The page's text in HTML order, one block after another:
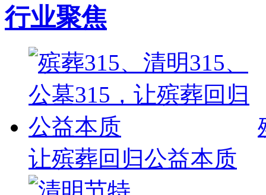
行业聚焦
让殡葬回归公益本质